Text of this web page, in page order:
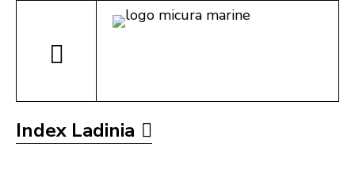
Index Ladinia